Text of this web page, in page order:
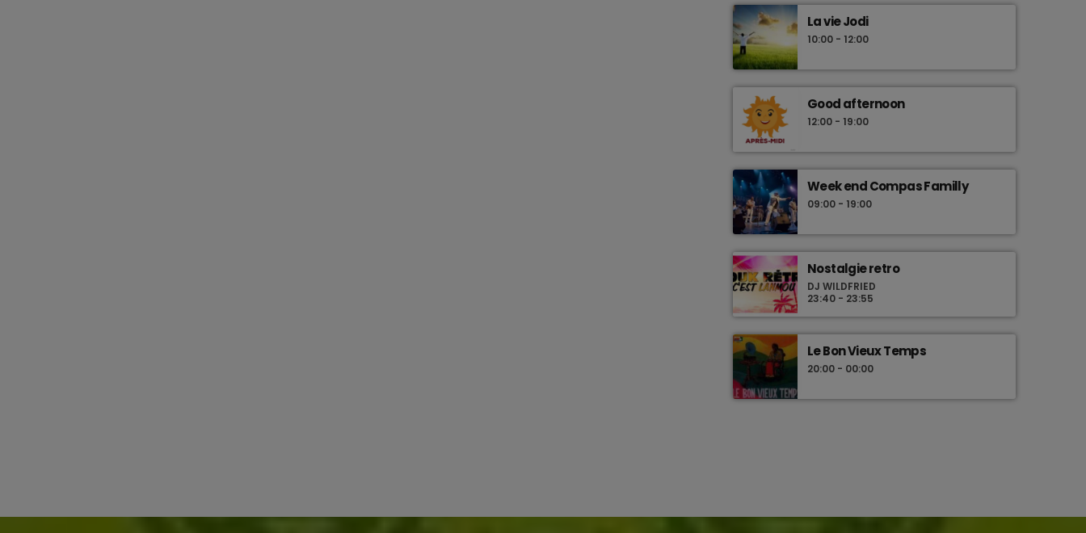
Les plus beaux Zouk des années 80
La vie Jodi
10:00 - 12:00
Good afternoon
12:00 - 19:00
Week end Compas Familly
09:00 - 19:00
Nostalgie retro
DJ WILDFRIED
23:40 - 23:55
Le Bon Vieux Temps
20:00 - 00:00